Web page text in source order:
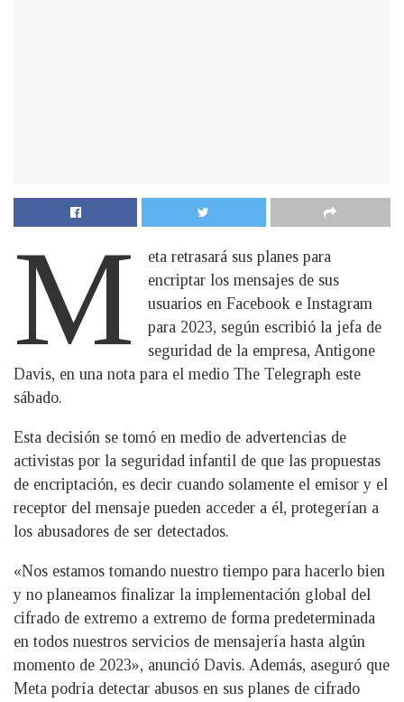
M
eta retrasará sus planes para
encriptar los mensajes de sus
usuarios en Facebook e Instagram
para 2023, según escribió la jefa de
seguridad de la empresa, Antigone
Davis, en una nota para el medio The Telegraph este
sábado.
Esta decisión se tomó en medio de advertencias de
activistas por la seguridad infantil de que las propuestas
de encriptación, es decir cuando solamente el emisor y el
receptor del mensaje pueden acceder a él, protegerían a
los abusadores de ser detectados.
«Nos estamos tomando nuestro tiempo para hacerlo bien
y no planeamos finalizar la implementación global del
cifrado de extremo a extremo de forma predeterminada
en todos nuestros servicios de mensajería hasta algún
momento de 2023», anunció Davis. Además, aseguró que
Meta podría detectar abusos en sus planes de cifrado